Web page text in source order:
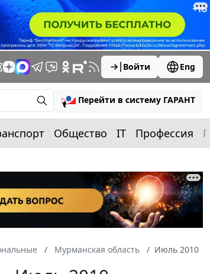
Войти Eng
Перейти в систему ГАРАНТ
Общество IT Профессия
Мурманская область Июль 2010